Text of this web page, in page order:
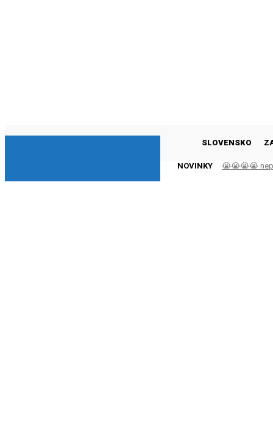
SLOVENSKO
NOVINKY 😭😭😭😭